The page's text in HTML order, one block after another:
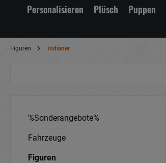
Personalisieren
Plüsch Puppen
Figuren Indianer
%Sonderangebote%
Fahrzeuge
Figuren